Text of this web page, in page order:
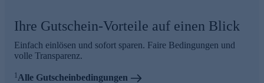
Ihre Gutschein-Vorteile auf einen Blick
Einfach einlösen und sofort sparen. Faire Bedingungen und
volle Transparenz.
1Alle Gutscheinbedingungen